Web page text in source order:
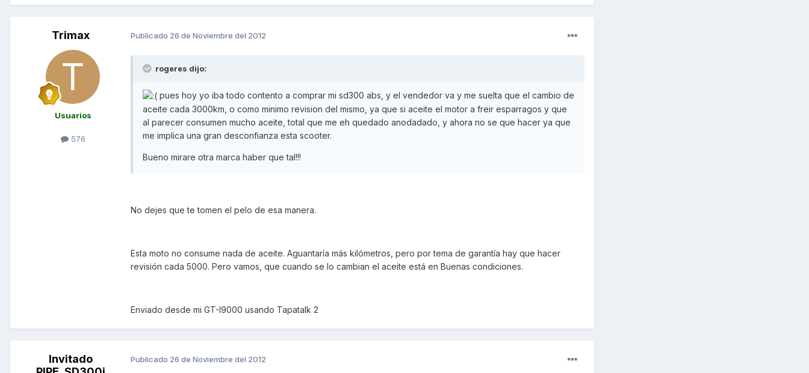
Trimax
Usuarios
576
Publicado 26 de Noviembre del 2012
rogeres dijo:
pues hoy yo iba todo contento a comprar mi sd300 abs, y el vendedor va y me suelta que el cambio de
aceite cada 3000km, o como minimo revision del mismo, ya que si aceite el motor a freir esparragos y que
al parecer consumen mucho aceite, total que me eh quedado anodadado, y ahora no se que hacer ya que
me implica una gran desconfianza esta scooter.
Bueno mirare otra marca haber que tal!!!
No dejes que te tomen el pelo de esa manera.
Esta moto no consume nada de aceite. Aguantaría más kilómetros, pero por tema de garantía hay que hacer
revisión cada 5000. Pero vamos, que cuando se lo cambian el aceite está en Buenas condiciones.
Enviado desde mi GT-I9000 usando Tapatalk 2
Invitado
Publicado 26 de Noviembre del 2012